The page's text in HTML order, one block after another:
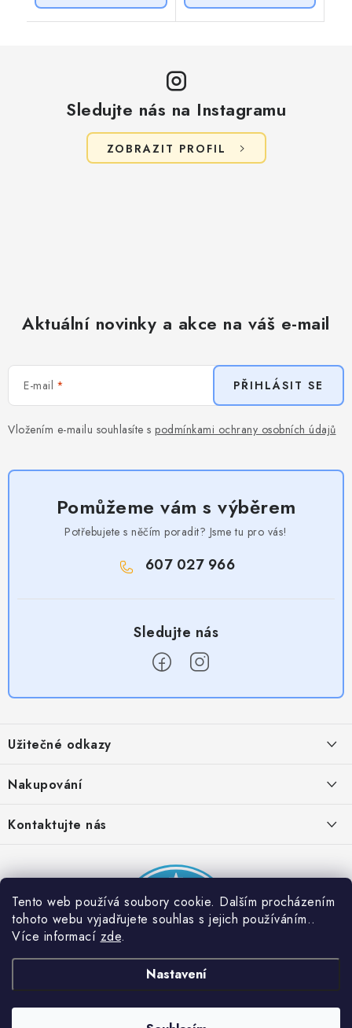
Tento web používá soubory cookie. Dalším procházením
tohoto webu vyjadřujete souhlas s jejich používáním..
Více informací zde.
Nastavení
Sledujte nás na Instagramu
ZOBRAZIT PROFIL
Aktuální novinky a akce na váš e-mail
E-mail
Vložením e-mailu souhlasíte s podmínkami ochrany osobních údajů
PŘIHLÁSIT SE
Pomůžeme vám s výběrem
Potřebujete s něčím poradit? Jsme tu pro vás!
607 027 966
p
a
Užitečné odkazy
Provizní systém
Partner stránek: Super plecháček
Nakupování
Podmínky akce 2 + 1 zdarma
Kontaktujte nás